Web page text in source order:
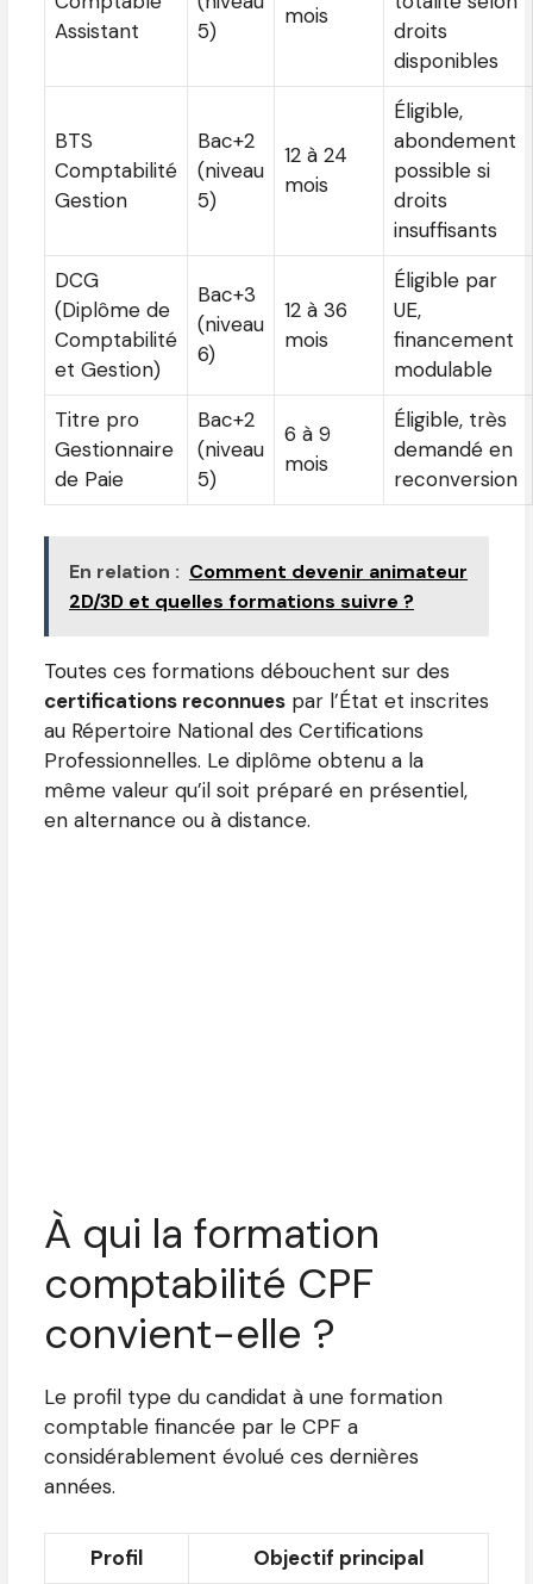
Assistant
5)
mois
droits
disponibles
BTS
Comptabilité
Gestion
Bac+2
(niveau
5)
12 à 24
mois
Éligible,
abondement
possible si
droits
insuffisants
DCG
(Diplôme de
Comptabilité
et Gestion)
Bac+3
(niveau
6)
12 à 36
mois
Éligible par
UE,
financement
modulable
Titre pro
Gestionnaire
de Paie
Bac+2
(niveau
5)
6 à 9
mois
Éligible, très
demandé en
reconversion
En relation : Comment devenir animateur
2D/3D et quelles formations suivre ?
Toutes ces formations débouchent sur des
certifications reconnues par l’État et inscrites
au Répertoire National des Certifications
Professionnelles. Le diplôme obtenu a la
même valeur qu’il soit préparé en présentiel,
en alternance ou à distance.
À qui la formation
comptabilité CPF
convient-elle ?
Le profil type du candidat à une formation
comptable financée par le CPF a
considérablement évolué ces dernières
années.
Profil Objectif principal